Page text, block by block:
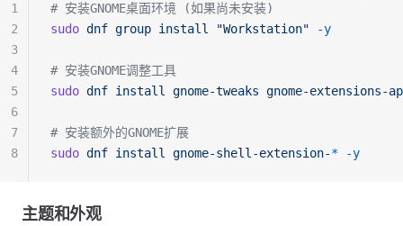
# 安装GNOME桌面环境 (如果尚未安装)
sudo dnf group install "Workstation" -y
# 安装GNOME调整工具
sudo dnf install gnome-tweaks gnome-extensions-
# 安装额外的GNOME扩展
sudo dnf install gnome-shell-extension-* -y
1
2
3
4
5
6
7
8
主题和外观